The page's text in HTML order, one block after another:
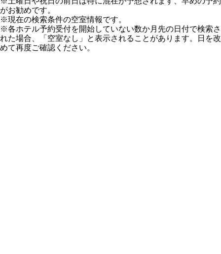
がお勧めです。
※現在の検索条件の空室情報です。
※各ホテル予約受付を開始していない数か月先の日付で検索さ
れた場合、「空室なし」と表示されることがあります。日を改
めて再度ご確認ください。